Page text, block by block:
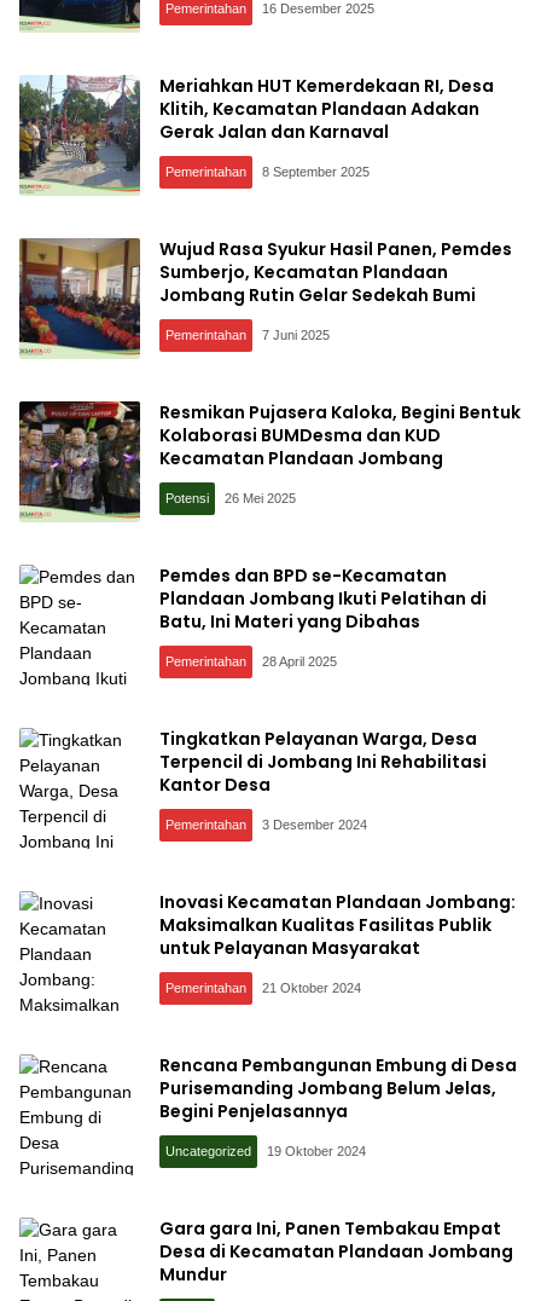
Pemerintahan 16 Desember 2025
Meriahkan HUT Kemerdekaan RI, Desa
Klitih, Kecamatan Plandaan Adakan
Gerak Jalan dan Karnaval
Pemerintahan 8 September 2025
Wujud Rasa Syukur Hasil Panen, Pemdes
Sumberjo, Kecamatan Plandaan
Jombang Rutin Gelar Sedekah Bumi
Pemerintahan 7 Juni 2025
Resmikan Pujasera Kaloka, Begini Bentuk
Kolaborasi BUMDesma dan KUD
Kecamatan Plandaan Jombang
Potensi 26 Mei 2025
Pemdes dan BPD se-Kecamatan
Plandaan Jombang Ikuti Pelatihan di
Batu, Ini Materi yang Dibahas
Pemerintahan 28 April 2025
Tingkatkan Pelayanan Warga, Desa
Terpencil di Jombang Ini Rehabilitasi
Kantor Desa
Pemerintahan 3 Desember 2024
Inovasi Kecamatan Plandaan Jombang:
Maksimalkan Kualitas Fasilitas Publik
untuk Pelayanan Masyarakat
Pemerintahan 21 Oktober 2024
Rencana Pembangunan Embung di Desa
Purisemanding Jombang Belum Jelas,
Begini Penjelasannya
Uncategorized 19 Oktober 2024
Gara gara Ini, Panen Tembakau Empat
Desa di Kecamatan Plandaan Jombang
Mundur